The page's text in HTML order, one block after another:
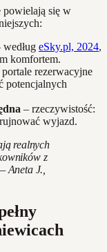
się w
według eSky.pl, 2024,
komfortem.
portale rezerwacyjne
potencjalnych
– rzeczywistość:
wyjazd.
realnych
z
Aneta J.,